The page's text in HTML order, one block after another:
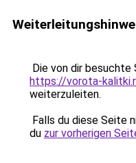
Die von dir besuchte
https://vorota-
weiterzuleiten.
Falls du diese Seite
du zur vorherigen